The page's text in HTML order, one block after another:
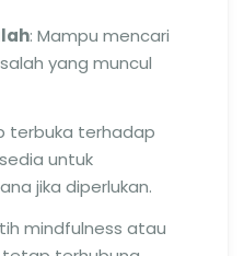
: Mampu mencari
yang muncul
terbuka terhadap
untuk
jika diperlukan.
mindfulness atau